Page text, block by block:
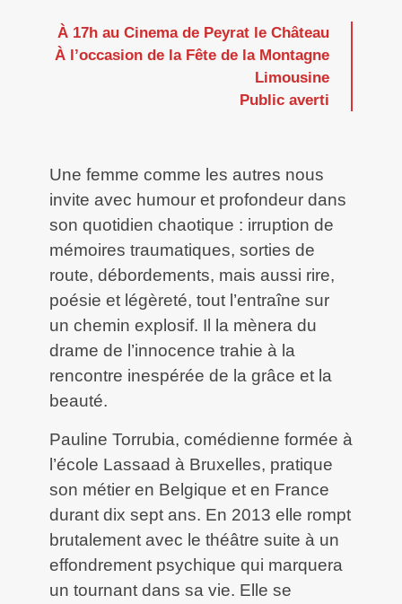
À 17h au Cinema de Peyrat le Château
À l’occasion de la Fête de la Montagne
Limousine
Public averti
Une femme comme les autres nous
invite avec humour et profondeur dans
son quotidien chaotique : irruption de
mémoires traumatiques, sorties de
route, débordements, mais aussi rire,
poésie et légèreté, tout l’entraîne sur
un chemin explosif. Il la mènera du
drame de l’innocence trahie à la
rencontre inespérée de la grâce et la
beauté.
Pauline Torrubia, comédienne formée à
l’école Lassaad à Bruxelles, pratique
son métier en Belgique et en France
durant dix sept ans. En 2013 elle rompt
brutalement avec le théâtre suite à un
effondrement psychique qui marquera
un tournant dans sa vie. Elle se